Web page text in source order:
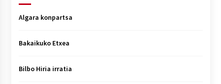
Algara konpartsa
Bakaikuko Etxea
Bilbo Hiria irratia